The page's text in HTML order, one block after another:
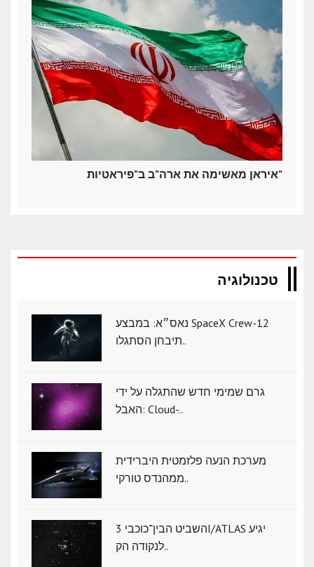
איראן מאשימה את ארה"ב ב"פיראטיות"
טכנולוגיה
נאס״א: במבצע SpaceX Crew-12
תיבחן הסתגלו..
גרם שמימי חדש שהתגלה על ידי
האבל: Cloud-..
מערכת הנעה פלזמטית היברידית
ממהנדס טורקי..
השביט הבין־כוכבי 3I/ATLAS יגיע
לנקודה הק..